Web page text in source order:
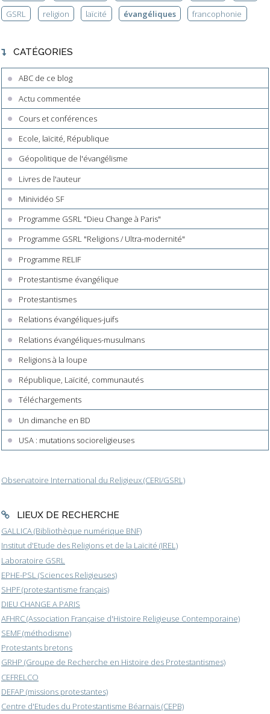
GSRL
religion laïcité évangéliques francophonie
CATÉGORIES
ABC de ce blog
Actu commentée
Cours et conférences
Ecole, laïcité, République
Géopolitique de l'évangélisme
Livres de l'auteur
Minividéo SF
Programme GSRL "Dieu Change à Paris"
Programme GSRL "Religions / Ultra-modernité"
Programme RELIF
Protestantisme évangélique
Protestantismes
Relations évangéliques-juifs
Relations évangéliques-musulmans
Religions à la loupe
République, Laïcité, communautés
Téléchargements
Un dimanche en BD
USA : mutations socioreligieuses
Observatoire International du Religieux (CERI/GSRL)
LIEUX DE RECHERCHE
GALLICA (Bibliothèque numérique BNF)
Institut d'Etude des Religions et de la Laïcité (IREL)
Laboratoire GSRL
EPHE-PSL (Sciences Religieuses)
SHPF (protestantisme français)
DIEU CHANGE A PARIS
AFHRC (Association Française d'Histoire Religieuse Contemporaine)
SEMF (méthodisme)
Protestants bretons
GRHP (Groupe de Recherche en Histoire des Protestantismes)
CEFRELCO
DEFAP (missions protestantes)
Centre d'Etudes du Protestantisme Béarnais (CEPB)